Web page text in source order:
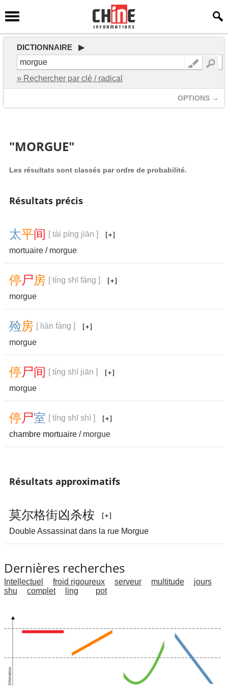
DICTIONNAIRE ▶
» Rechercher par clé / radical
OPTIONS →
"MORGUE"
Les résultats sont classés par ordre de probabilité.
Résultats précis
太平间 [ tài píng jiān ]
mortuaire / morgue
停尸房 [ tíng shī fáng ]
morgue
殓房 [ liàn fáng ]
morgue
停尸间 [ tíng shī jiān ]
morgue
停尸室 [ tíng shī shì ]
chambre mortuaire / morgue
Résultats approximatifs
莫尔格街凶杀桉
Double Assassinat dans la rue Morgue
Dernières recherches
Intellectuel froid rigoureux serveur multitude
jours
shu
complet ling pot